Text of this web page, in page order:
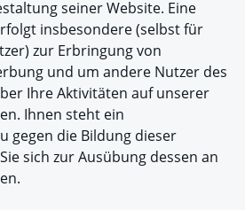
seiner Website. Eine
insbesondere (selbst für
zur Erbringung von
und um andere Nutzer des
Ihre Aktivitäten auf unserer
Ihnen steht ein
gegen die Bildung dieser
sich zur Ausübung dessen an